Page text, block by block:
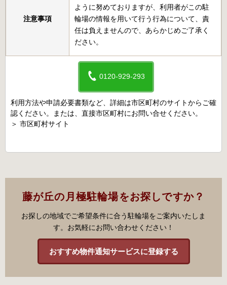
注意事項
ように努めておりますが、利用者がこの駐
輪場の情報を用いて行う行為について、責
任は負えませんので、あらかじめご了承く
ださい。
0120-929-293
利用方法や申請必要書類など、詳細は市区町村のサイトからご確
認ください。または、直接市区町村にお問い合せください。
＞ 市区町村サイト
藤が丘の月極駐輪場をお探しですか？
お探しの地域でご希望条件に合う駐輪場をご案内いたしま
す。お気軽にお問い合わせください！
おすすめ物件通知サービスに登録する